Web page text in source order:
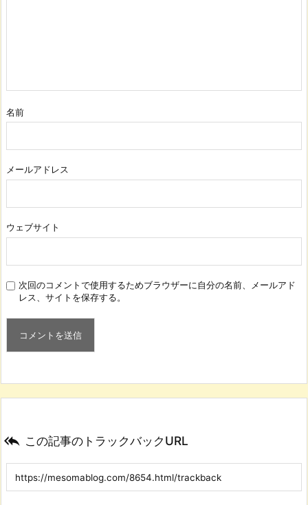
名前
メールアドレス
ウェブサイト
次回のコメントで使用するためブラウザーに自分の名前、メールアド
レス、サイトを保存する。
 この記事のトラックバックURL